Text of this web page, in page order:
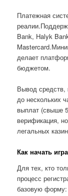
Платежная
Bank, Halyk
делает
бюджетом.
Вывод средств,
до нескольких
выплат (свыше
верификация,
легальных
Как начать
Для тех, кто
процесс
базовую форму: